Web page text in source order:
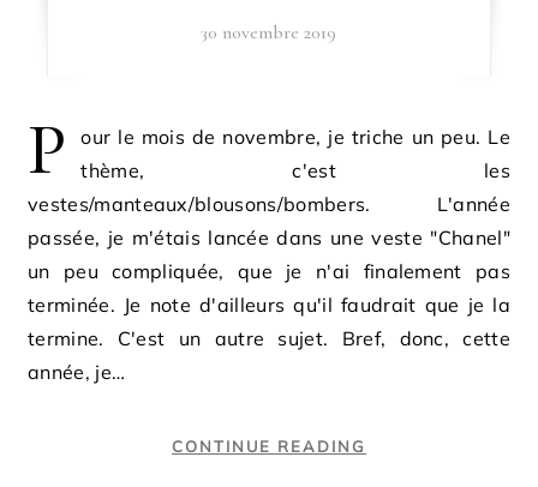
30 novembre 2019
P
our le mois de novembre, je triche un peu. Le
thème, c'est les
vestes/manteaux/blousons/bombers. L'année
passée, je m'étais lancée dans une veste "Chanel"
un peu compliquée, que je n'ai finalement pas
terminée. Je note d'ailleurs qu'il faudrait que je la
termine. C'est un autre sujet. Bref, donc, cette
année, je…
CONTINUE READING